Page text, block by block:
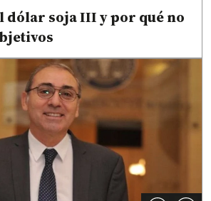
dólar soja III y por qué no